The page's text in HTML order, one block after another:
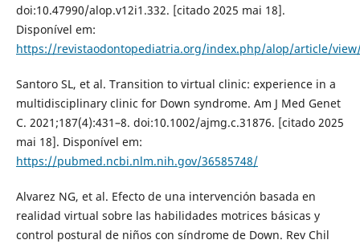
doi:10.47990/alop.v12i1.332. [citado 2025 mai 18].
Disponível em:
https://revistaodontopediatria.org/index.php/alop/article/
Santoro SL, et al. Transition to virtual clinic: experience in a
multidisciplinary clinic for Down syndrome. Am J Med Genet
C. 2021;187(4):431–8. doi:10.1002/ajmg.c.31876. [citado 2025
mai 18]. Disponível em:
https://pubmed.ncbi.nlm.nih.gov/36585748/
Alvarez NG, et al. Efecto de una intervención basada en
realidad virtual sobre las habilidades motrices básicas y
control postural de niños con síndrome de Down. Rev Chil